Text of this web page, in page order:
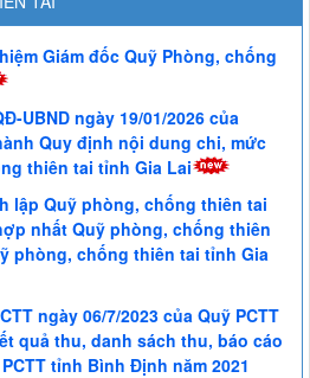
Giám đốc Quỹ Phòng, chống
UBND ngày 19/01/2026 của
Quy định nội dung chi, mức
thiên tai tỉnh Gia Lai
lập Quỹ phòng, chống thiên tai
nhất Quỹ phòng, chống thiên
phòng, chống thiên tai tỉnh Gia
ngày 06/7/2023 của Quỹ PCTT
quả thu, danh sách thu, báo cáo
tỉnh Bình Định năm 2021